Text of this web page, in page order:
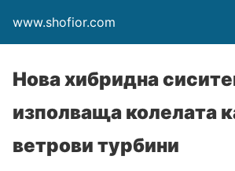
www.shofior.com
Нова хибридна
изполваща колелата
ветрови турбини